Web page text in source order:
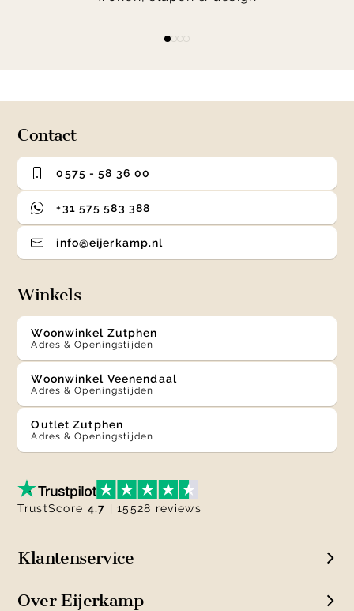
Contact
0575 - 58 36 00
+31 575 583 388
info@eijerkamp.nl
Winkels
Woonwinkel Zutphen
Adres & Openingstijden
Woonwinkel Veenendaal
Adres & Openingstijden
Outlet Zutphen
Adres & Openingstijden
Klantenservice
Over Eijerkamp
TrustScore 4.7 | 15528 reviews